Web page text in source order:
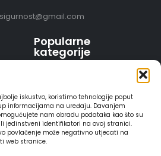
iskustvo, koristimo tehnologije poput
informacijama na uređaju. Davanjem
nam obradu podataka kao što su
jedinstveni identifikatori na ovoj stranici.
povlačenje može negativno utjecati na
web stranice.
Popularne
kategorije
Video nadzor - kompleti
AJAX alarmi
HIKVISION portafoni
REOLINK kamere
DVC portafoni